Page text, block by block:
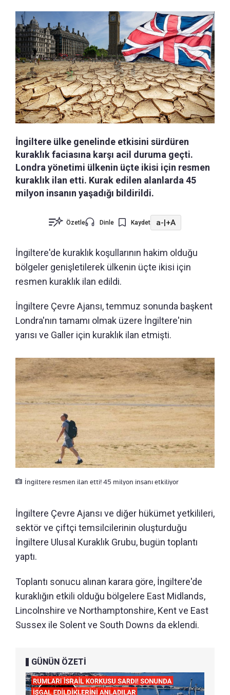
İngiltere ülke genelinde etkisini sürdüren
kuraklık faciasına karşı acil duruma geçti.
Londra yönetimi ülkenin üçte ikisi için resmen
kuraklık ilan etti. Kurak edilen alanlarda 45
milyon insanın yaşadığı bildirildi.
Özetle Dinle Kaydet a-|+A
İngiltere'de kuraklık koşullarının hakim olduğu
bölgeler genişletilerek ülkenin üçte ikisi için
resmen kuraklık ilan edildi.
İngiltere Çevre Ajansı, temmuz sonunda başkent
Londra'nın tamamı olmak üzere İngiltere'nin
yarısı ve Galler için kuraklık ilan etmişti.
İngiltere resmen ilan etti! 45 milyon insanı etkiliyor
İngiltere Çevre Ajansı ve diğer hükümet yetkilileri,
sektör ve çiftçi temsilcilerinin oluşturduğu
İngiltere Ulusal Kuraklık Grubu, bugün toplantı
yaptı.
Toplantı sonucu alınan karara göre, İngiltere'de
kuraklığın etkili olduğu bölgelere East Midlands,
Lincolnshire ve Northamptonshire, Kent ve East
Sussex ile Solent ve South Downs da eklendi.
GÜNÜN ÖZETİ